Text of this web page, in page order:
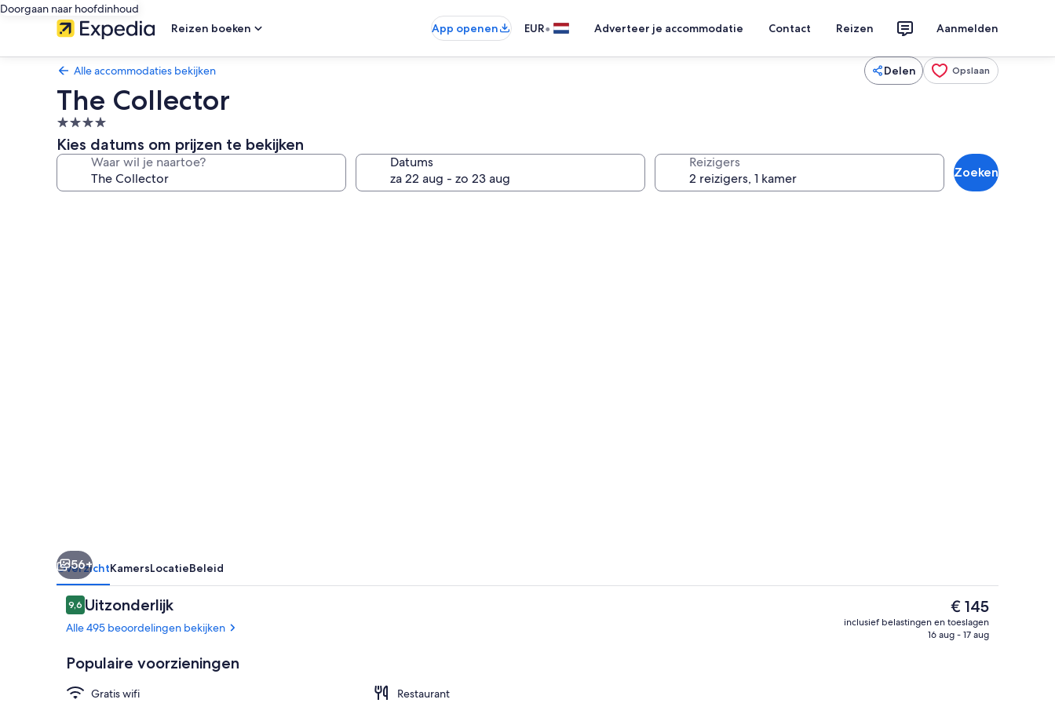
Doorgaan naar hoofdinhoud
Reizen boeken
App openen EUR• Adverteer je accommodatie Contact Reizen Aanmelden
Alle accommodaties bekijken Delen Opslaan
The Collector
4.0-
sterrenaccommodatie
Kies datums om prijzen te bekijken
Waar wil je naartoe? Datums Reizigers
Zoeken
The Frame (Deluxe Twin kamer) | Hypoallergeen beddengoed, een kluis op de kamer
56+
OverzichtKamersLocatieBeleid
Beoordelingen
9,69,6 op 10 –
Uitzonderlijk
Alle 495 beoordelingen bekijken
Populaire voorzieningen
Gratis wifi
Restaurant
De
huidige
prijs
€ 145
inclusief belastingen en toeslagen
16 aug - 17 aug